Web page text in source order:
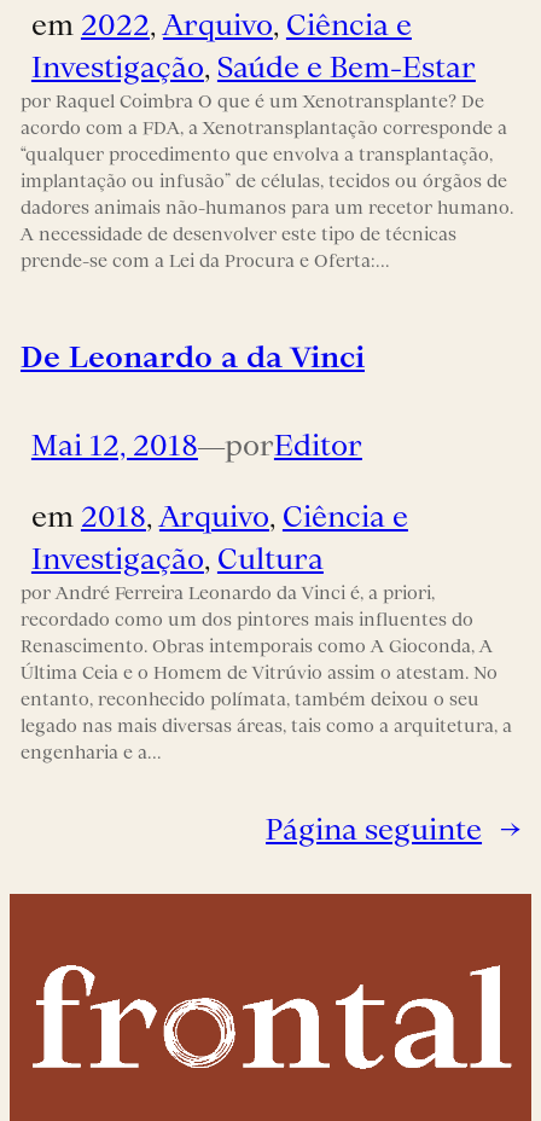
em 2022, Arquivo, Ciência e
Investigação, Saúde e Bem-Estar
por Raquel Coimbra O que é um Xenotransplante? De
acordo com a FDA, a Xenotransplantação corresponde a
“qualquer procedimento que envolva a transplantação,
implantação ou infusão” de células, tecidos ou órgãos de
dadores animais não-humanos para um recetor humano.
A necessidade de desenvolver este tipo de técnicas
prende-se com a Lei da Procura e Oferta:…
De Leonardo a da Vinci
Mai 12, 2018—porEditor
em 2018, Arquivo, Ciência e
Investigação, Cultura
por André Ferreira Leonardo da Vinci é, a priori,
recordado como um dos pintores mais influentes do
Renascimento. Obras intemporais como A Gioconda, A
Última Ceia e o Homem de Vitrúvio assim o atestam. No
entanto, reconhecido polímata, também deixou o seu
legado nas mais diversas áreas, tais como a arquitetura, a
engenharia e a…
Página seguinte →